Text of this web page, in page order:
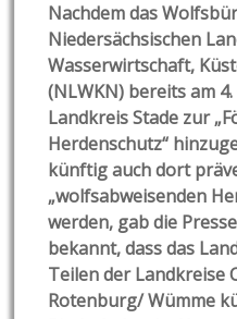
Nachdem das
Niedersächsischen
Wasserwirtschaft,
(NLWKN) bereits am
Landkreis Stade zur
Herdenschutz“
künftig auch dort
„wolfsabweisenden
werden, gab die
bekannt, dass das
Teilen der Landkreise
Rotenburg/ Wümme